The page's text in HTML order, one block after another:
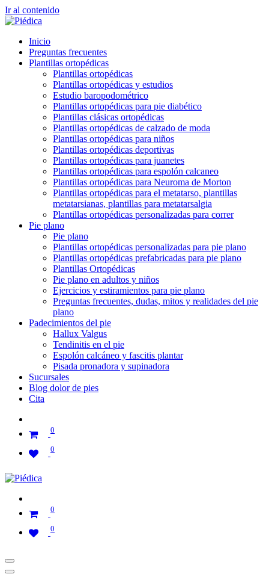
Ir al contenido
Inicio
Preguntas frecuentes
Plantillas ortopédicas
Plantillas ortopédicas
Plantillas ortopédicas y estudios
Estudio baropodométrico
Plantillas ortopédicas para pie diabético
Plantillas clásicas ortopédicas
Plantillas ortopédicas de calzado de moda
Plantillas ortopédicas para niños
Plantillas ortopédicas deportivas
Plantillas ortopédicas para juanetes
Plantillas ortopédicas para espolón calcaneo
Plantillas ortopédicas para Neuroma de Morton
Plantillas ortopédicas para el metatarso, plantillas
metatarsianas, plantillas para metatarsalgia
Plantillas ortopédicas personalizadas para correr
Pie plano
Pie plano
Plantillas ortopédicas personalizadas para pie plano
Plantillas ortopédicas prefabricadas para pie plano
Plantillas Ortopédicas
Pie plano en adultos y niños
Ejercicios y estiramientos para pie plano
Preguntas frecuentes, dudas, mitos y realidades del pie
plano
Padecimientos del pie
Hallux Valgus
Tendinitis en el pie
Espolón calcáneo y fascitis plantar
Pisada pronadora y supinadora
Sucursales
Blog dolor de pies
Cita
0
0
0
0